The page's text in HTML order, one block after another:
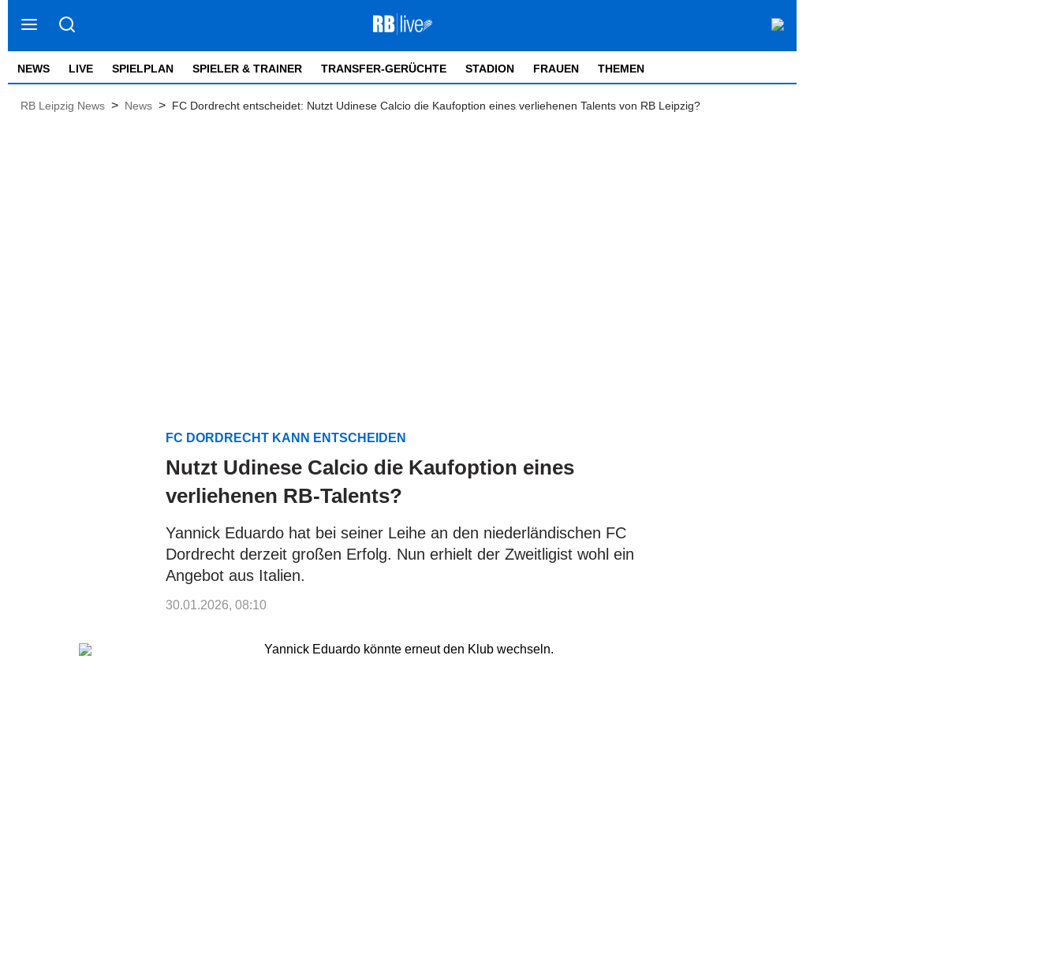
NEWS LIVE SPIELPLAN SPIELER & TRAINER TRANSFER-GERÜCHTE STADION FRAUEN THEMEN
RB Leipzig News > News > FC Dordrecht entscheidet: Nutzt Udinese Calcio die Kaufoption eines verliehenen Talents von RB Leipzig?
FC DORDRECHT KANN ENTSCHEIDEN
Nutzt Udinese Calcio die Kaufoption eines
verliehenen RB-Talents?
Yannick Eduardo hat bei seiner Leihe an den niederländischen FC
Dordrecht derzeit großen Erfolg. Nun erhielt der Zweitligist wohl ein
Angebot aus Italien.
30.01.2026, 08:10